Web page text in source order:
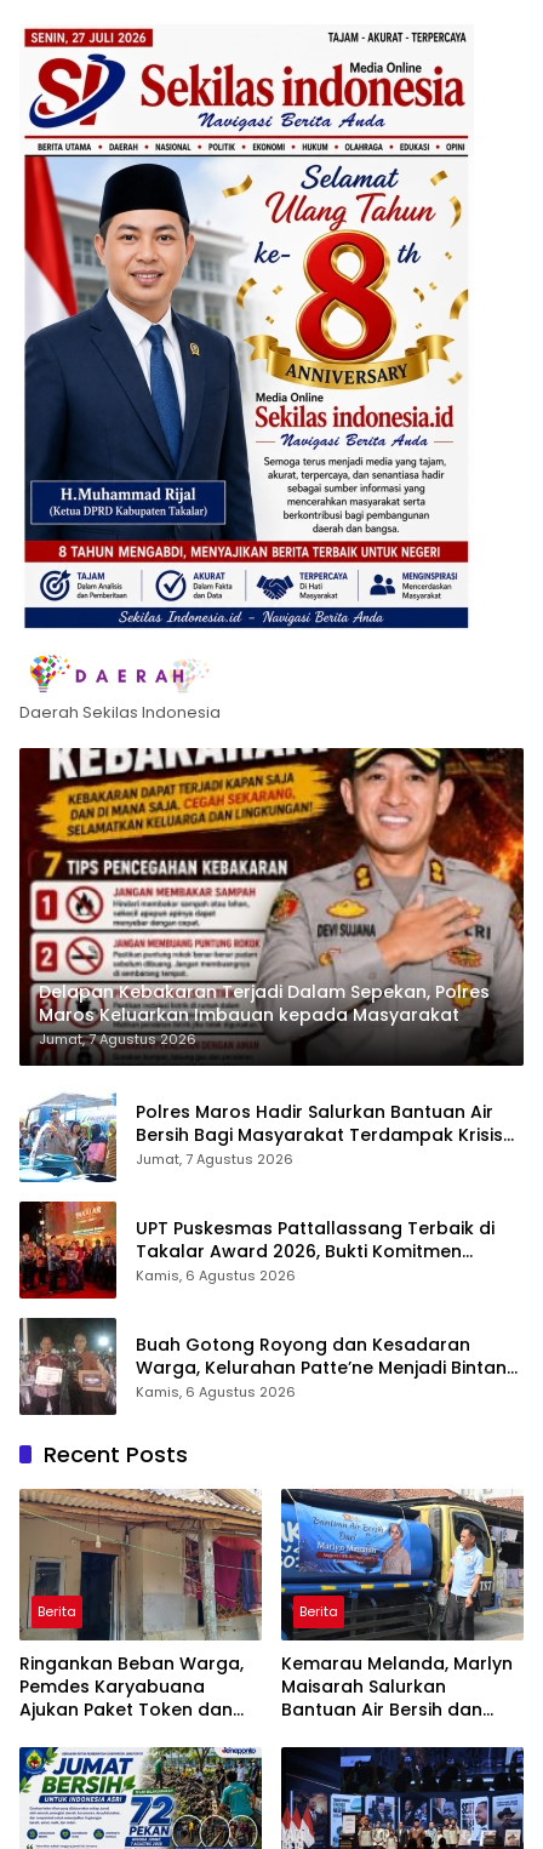
Daerah Sekilas Indonesia
Delapan Kebakaran Terjadi Dalam Sepekan, Polres
Maros Keluarkan Imbauan kepada Masyarakat
Jumat, 7 Agustus 2026
Polres Maros Hadir Salurkan Bantuan Air
Bersih Bagi Masyarakat Terdampak Krisis
Air Bersih Di Maros
Jumat, 7 Agustus 2026
UPT Puskesmas Pattallassang Terbaik di
Takalar Award 2026, Bukti Komitmen
Hadirkan Pelayanan Kesehatan Berkualitas
Kamis, 6 Agustus 2026
Buah Gotong Royong dan Kesadaran
Warga, Kelurahan Patte’ne Menjadi Bintang
Takalar Award 2026
Kamis, 6 Agustus 2026
Recent Posts
Berita
Ringankan Beban Warga,
Pemdes Karyabuana
Ajukan Paket Token dan
PLN
Berita
Kemarau Melanda, Marlyn
Maisarah Salurkan
Bantuan Air Bersih dan
Babakan Madang